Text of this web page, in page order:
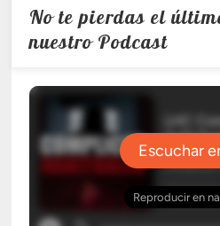
No te pierdas el
nuestro Podcast